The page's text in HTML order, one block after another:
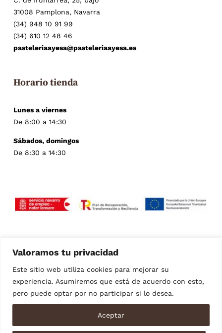
Valoramos tu privacidad
Este sitio web utiliza cookies para mejorar su
experiencia. Asumiremos que está de acuerdo con esto,
pero puede optar por no participar si lo desea.
Aceptar
31008 Pamplona, Navarra
(34) 948 10 91 99
(34) 610 12 48 46
pasteleriaayesa@pasteleriaayesa.es
Horario tienda
Lunes a viernes
De 8:00 a 14:30
Sábados, domingos
De 8:30 a 14:30
personas autónomas y microempresas hacia la economía verde y digital
colaboración del SNE-NL y dentro del Plan de Recuperación, Transformación y
Resiliencia del Gobierno de España año 2022.
© Copyright 2026 | AYESA ARMENDARIZ, JAVIER Y GARCIARENA